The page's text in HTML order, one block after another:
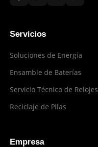
Servicios
Soluciones de Energía
Ensamble de Baterías
Servicio Técnico de Relojes
Reciclaje de Pilas
Empresa